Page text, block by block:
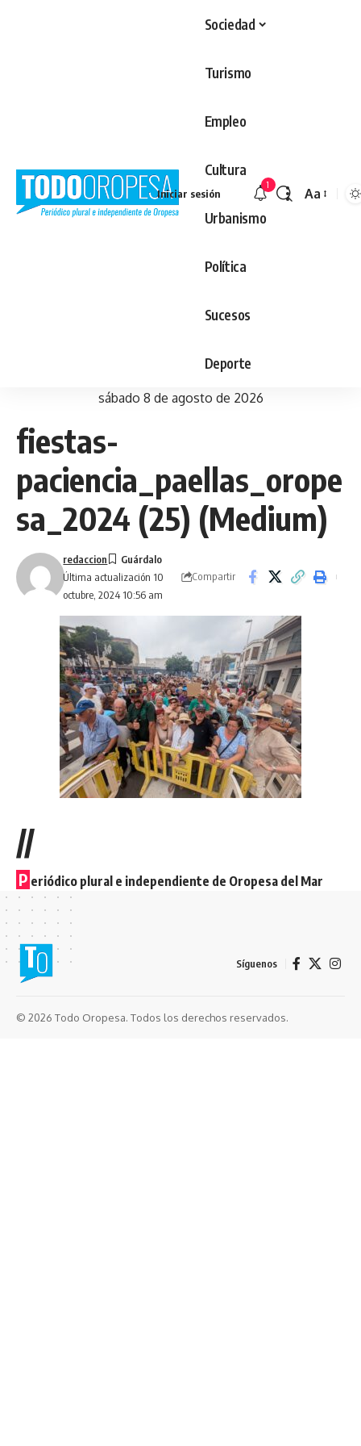
Sociedad
Turismo
Empleo
Cultura
Urbanismo
Política
Sucesos
Deporte
Iniciar sesión
1
Aa
sábado 8 de agosto de 2026
fiestas-
paciencia_paellas_orope
sa_2024 (25) (Medium)
Última actualización 10
octubre, 2024 10:56 am
redaccion
Compartir
//
P eriódico plural e independiente de Oropesa del Mar
Síguenos
© 2026 Todo Oropesa. Todos los derechos reservados.